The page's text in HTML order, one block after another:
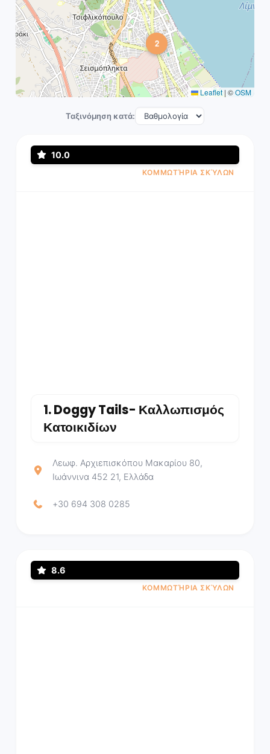
2
Leaflet | ©OSM
Ταξινόμηση κατά:
10.0
ΚΟΜΜΩΤΉΡΙΑ ΣΚΎΛΩΝ
1.Doggy Tails- Καλλωπισμός
Κατοικιδίων
Λεωφ. Αρχιεπισκόπου Μακαρίου 80,
Ιωάννινα 452 21, Ελλάδα
+30 694 308 0285
8.6
ΚΟΜΜΩΤΉΡΙΑ ΣΚΎΛΩΝ